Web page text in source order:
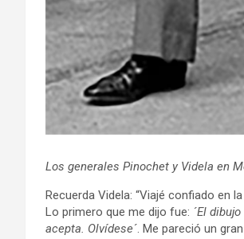
Los generales Pinochet y Videla en
Recuerda Videla: “Viajé confiado en
Lo primero que me dijo fue: ´El
acepta. Olvídese´. Me pareció un